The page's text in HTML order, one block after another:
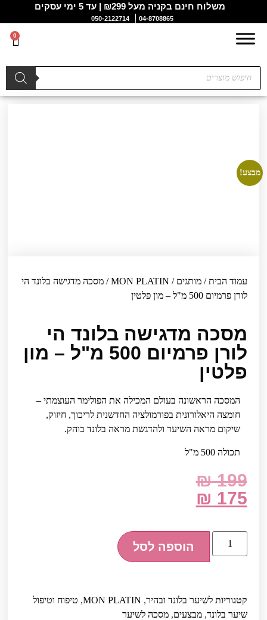
משלוח חינם בקניה מעל ₪299 | עד 5 ימי עסקים
04-8708865
050-2122714
0
מבצע!
עמוד הבית/מותגים/
MON PLATIN/ מסכה מדגישה בלונד הי
לורן פרמיום 500 מ"ל – מון פלטין
מסכה מדגישה בלונד הי
לורן פרמיום 500 מ"ל – מון
פלטין
המסכה הראשונה בעולם המכילה את הפולימר העוצמתי –
חומצה היאלורונית בפורמולציה החדשנית לריכוך, חיזוק,
שיקום מראה השיער ולהדגשת מראה בלונד בוהק.
תכולה 500 מ"ל
₪199
₪ 175
הוספה לסל
קטגוריות לשיער בלונד ובהיר,
MON PLATIN
, טיפוח וטיפול
שיער בלונד, מבצעים, מסכה לשיער